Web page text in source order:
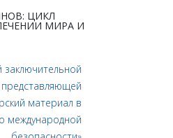
ЦИКЛ
МИРА И